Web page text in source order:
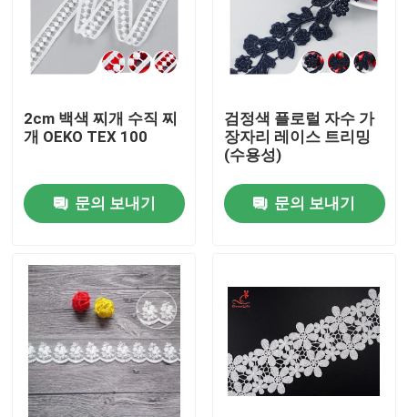
제품
우리에 대하여
2cm 백색 찌개 수직 찌
개 OEKO TEX 100
문의 보내기
검정색 플로럴 자수 가
장자리 레이스 트리밍
(수용성)
문의 보내기